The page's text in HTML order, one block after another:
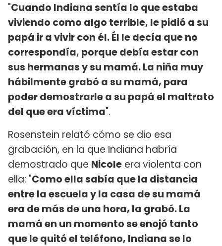
"Cuando Indiana sentía lo que estaba
viviendo como algo terrible, le pidió a su
papá ir a vivir con él. Él le decía que no
correspondía, porque debía estar con
sus hermanas y su mamá. La niña muy
hábilmente grabó a su mamá, para
poder demostrarle a su papá el maltrato
del que era víctima".
Rosenstein relató cómo se dio esa
grabación, en la que Indiana habría
demostrado que Nicole era violenta con
ella: "Como ella sabía que la distancia
entre la escuela y la casa de su mamá
era de más de una hora, la grabó. La
mamá en un momento se enojó tanto
que le quitó el teléfono, Indiana se lo